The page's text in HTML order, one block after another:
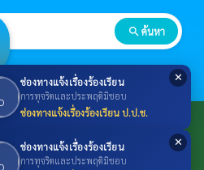
✕
ช่องทางแจ้งเรื่องร้องเรียน
การทุจริตและประพฤติมิชอบ
ช่องทางแจ้งเรื่องร้องเรียน ป.ป.ช.
✕
ช่องทางแจ้งเรื่องร้องเรียน
การทุจริตและประพฤติมิชอบ
search ค้นหา